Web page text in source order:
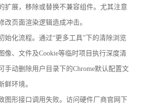
扩展，移除或替换不兼容组件。尤其注意
改页面渲染逻辑造成冲击。
始化流程。通过“更多工具”下的清除浏览
像、文件及Cookie等临时项目执行深度清
手动删除用户目录下的Chrome默认配置文
鲜环境。
图形接口调用失败。访问硬件厂商官网下